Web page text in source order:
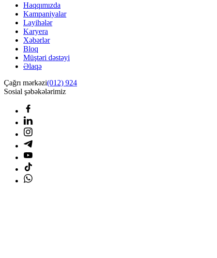
Haqqımızda
Kampaniyalar
Layihələr
Karyera
Xəbərlər
Bloq
Müştəri dəstəyi
Əlaqə
Çağrı mərkəzi(012) 924
Sosial şəbəkələrimiz